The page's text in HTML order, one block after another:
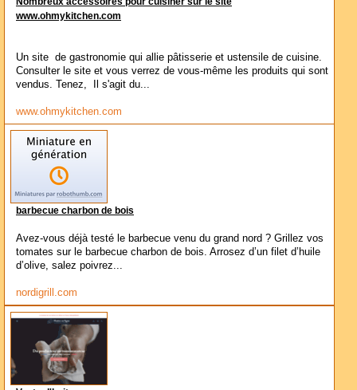
www.ohmykitchen.com
Un site de gastronomie qui allie pâtisserie et ustensile de cuisine.
Consulter le site et vous verrez de vous-même les produits qui sont
vendus. Tenez, Il s'agit du...
www.ohmykitchen.com
barbecue charbon de bois
Avez-vous déjà testé le barbecue venu du grand nord ? Grillez vos
tomates sur le barbecue charbon de bois. Arrosez d’un filet d’huile
d’olive, salez poivrez...
nordigrill.com